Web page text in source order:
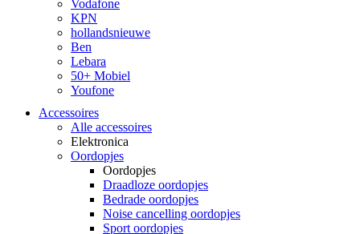
Vodafone
KPN
hollandsnieuwe
Ben
Lebara
50+ Mobiel
Youfone
Accessoires
Alle accessoires
Elektronica
Oordopjes
Oordopjes
Draadloze oordopjes
Bedrade oordopjes
Noise cancelling oordopjes
Sport oordopjes